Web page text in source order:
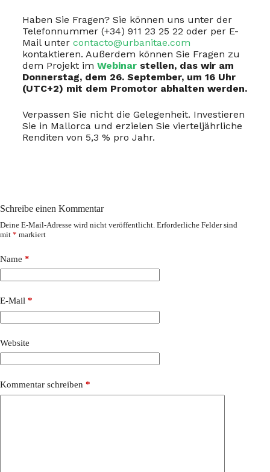
Haben Sie Fragen? Sie können uns unter der
Telefonnummer (+34) 911 23 25 22 oder per E-
Mail unter contacto@urbanitae.com
kontaktieren. Außerdem können Sie Fragen zu
dem Projekt im Webinarstellen, das wir am
Donnerstag, dem 26. September, um 16 Uhr
(UTC+2) mit dem Promotor abhalten werden.
Verpassen Sie nicht die Gelegenheit. Investieren
Sie in Mallorca und erzielen Sie vierteljährliche
Renditen von 5,3 % pro Jahr.
Schreibe einen Kommentar
Deine E-Mail-Adresse wird nicht veröffentlicht. Erforderliche Felder sind
mit * markiert
Name *
E-Mail *
Website
Kommentar schreiben *